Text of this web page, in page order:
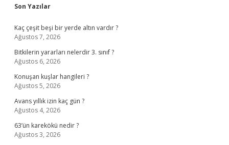
Sidebar
Son Yazılar
Kaç çeşit beşi bir yerde altın vardır ?
Ağustos 7, 2026
Bitkilerin yararları nelerdir 3. sınıf ?
Ağustos 6, 2026
Konuşan kuşlar hangileri ?
Ağustos 5, 2026
Avans yıllık izin kaç gün ?
Ağustos 4, 2026
63’ün karekökü nedir ?
Ağustos 3, 2026